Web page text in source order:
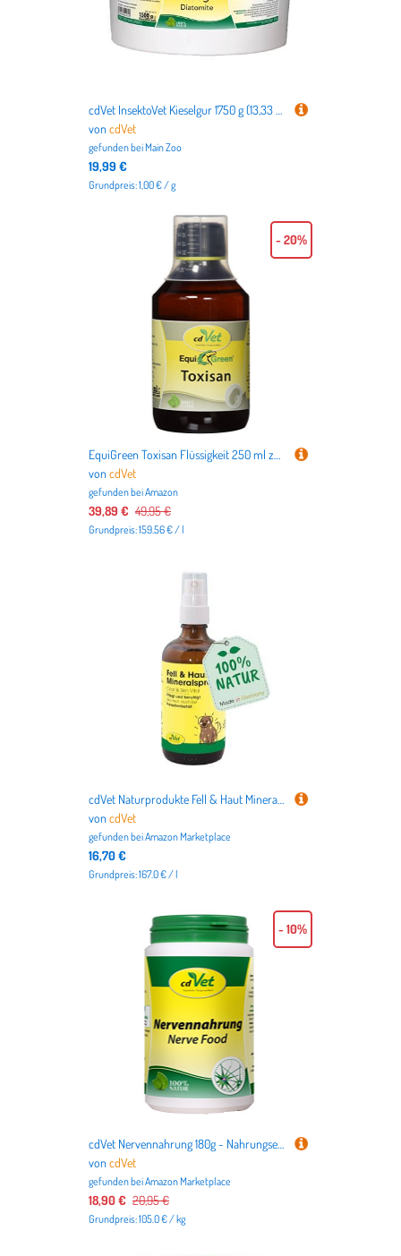
cdVet InsektoVet Kieselgur 1750 g (13,33 € pro 1 kg)
voncdVet
gefunden beiMain Zoo
19,99 €
Grundpreis: 1,00 € / g
EquiGreen Toxisan Flüssigkeit 250 ml zur Unterstützung von Leber und Nieren bei Pferden
voncdVet
gefunden beiAmazon
39,89 € 49,95 €
Grundpreis: 159.56 € / l
- 20%
cdVet Naturprodukte Fell & Haut Mineralspray 100 ml - Natürliche Pflege für Hunde & Pferde - Beruhigt Haut & Schützt Fell - Insektenschutz & Reinigung
voncdVet
gefunden beiAmazon Marketplace
16,70 €
Grundpreis: 167.0 € / l
cdVet Nervennahrung 180g - Nahrungsergänzung zur Entspannung für Hunde, Katzen und andere Haustiere
voncdVet
gefunden beiAmazon Marketplace
18,90 € 20,95 €
Grundpreis: 105.0 € / kg
- 10%